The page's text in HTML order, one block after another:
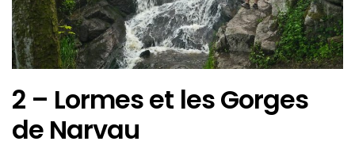
2 – Lormes et les Gorges
de Narvau